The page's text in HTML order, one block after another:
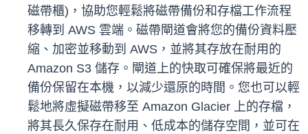
磁帶櫃)，協助您輕鬆將磁帶備份和存檔工作流程
移轉到 AWS 雲端。磁帶閘道會將您的備份資料壓
縮、加密並移動到 AWS，並將其存放在耐用的
Amazon S3 儲存。閘道上的快取可確保將最近的
備份保留在本機，以減少還原的時間。您也可以輕
鬆地將虛擬磁帶移至 Amazon Glacier 上的存檔，
將其長久保存在耐用、低成本的儲存空間，並可在